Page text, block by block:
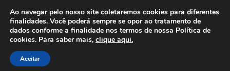
Ao navegar pelo nosso site coletaremos cookies para diferentes
finalidades. Você poderá sempre se opor ao tratamento de
dados conforme a finalidade nos termos de nossa Política de
cookies. Para saber mais, clique aqui.
Aceitar